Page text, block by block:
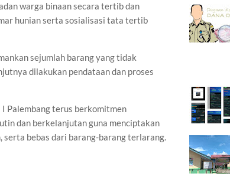
warga binaan secara tertib dan
hunian serta sosialisasi tata tertib
sejumlah barang yang tidak
dilakukan pendataan dan proses
Palembang terus berkomitmen
dan berkelanjutan guna menciptakan
bebas dari barang-barang terlarang.